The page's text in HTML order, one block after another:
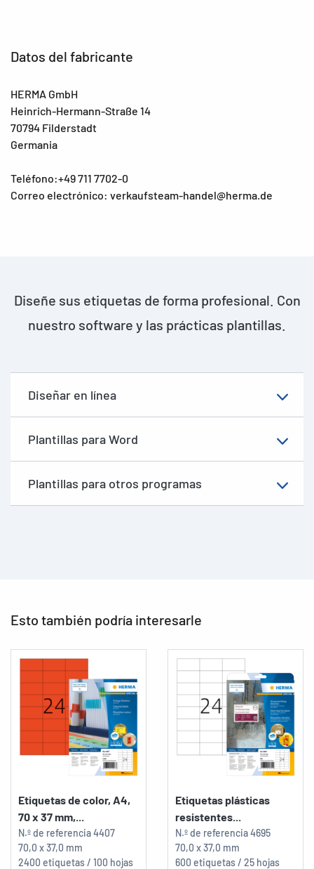
Datos del fabricante
HERMA GmbH
Heinrich-Hermann-Straße 14
70794 Filderstadt
Germania
Teléfono:+49 711 7702-0
Correo electrónico: verkaufsteam-handel@herma.de
Diseñe sus etiquetas de forma profesional. Con
nuestro software y las prácticas plantillas.
Diseñar en línea
Plantillas para Word
Plantillas para otros programas
Esto también podría interesarle
Etiquetas de color, A4,
70 x 37 mm,...
N.º de referencia4407
70,0 x 37,0 mm
2400 etiquetas / 100 hojas
Etiquetas plásticas
resistentes...
N.º de referencia4695
70,0 x 37,0 mm
600 etiquetas / 25 hojas